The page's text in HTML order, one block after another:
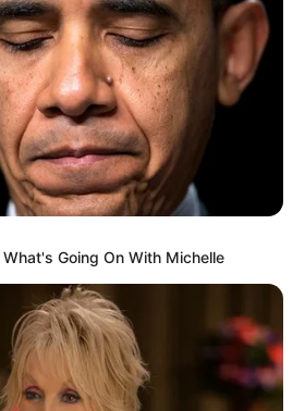
Going On With Michelle